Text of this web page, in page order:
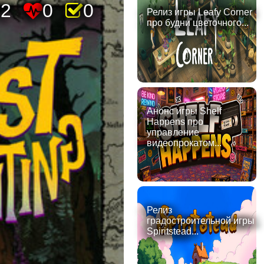
0 0
Релиз игры Leafy Corner
про будни цветочного...
Анонс игры Shelf
Happens про
управление
видеопрокатом...
Релиз
градостроительной игры
Spiritstead...